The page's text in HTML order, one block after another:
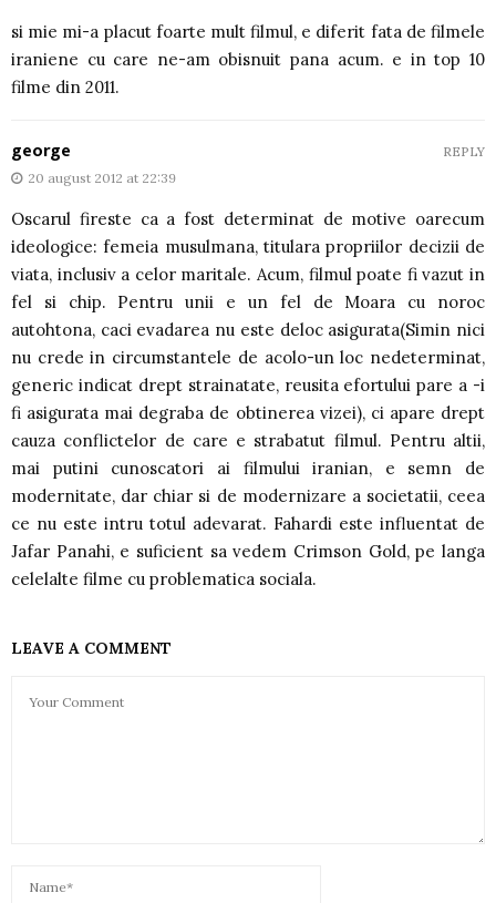
si mie mi-a placut foarte mult filmul, e diferit fata de filmele
iraniene cu care ne-am obisnuit pana acum. e in top 10
filme din 2011.
george
20 august 2012 at 22:39
Oscarul fireste ca a fost determinat de motive oarecum
ideologice: femeia musulmana, titulara propriilor decizii de
viata, inclusiv a celor maritale. Acum, filmul poate fi vazut in
fel si chip. Pentru unii e un fel de Moara cu noroc
autohtona, caci evadarea nu este deloc asigurata(Simin nici
nu crede in circumstantele de acolo-un loc nedeterminat,
generic indicat drept strainatate, reusita efortului pare a -i
fi asigurata mai degraba de obtinerea vizei), ci apare drept
cauza conflictelor de care e strabatut filmul. Pentru altii,
mai putini cunoscatori ai filmului iranian, e semn de
modernitate, dar chiar si de modernizare a societatii, ceea
ce nu este intru totul adevarat. Fahardi este influentat de
Jafar Panahi, e suficient sa vedem Crimson Gold, pe langa
celelalte filme cu problematica sociala.
REPLY
LEAVE A COMMENT